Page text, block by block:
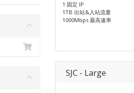
1 固定 IP
1TB 出站&入站流量
1000Mbps 最高速率
SJC - Large